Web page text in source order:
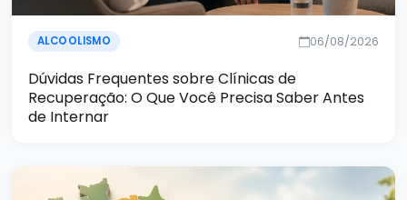
ALCOOLISMO 06/08/2026
Dúvidas Frequentes sobre Clínicas de
Recuperação: O Que Você Precisa Saber Antes
de Internar